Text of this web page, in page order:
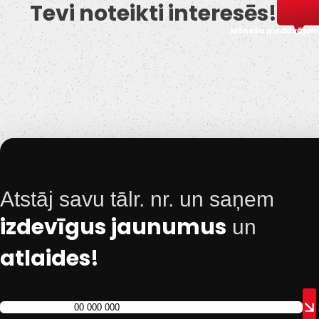
Tevi noteikti interesēs!
Mēneša piedāvājums
Atstāj savu tālr. nr. un saņem
izdevīgus jaunumus un
atlaides!